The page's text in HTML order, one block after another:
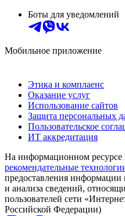
Боты для уведомлений
Мобильное приложение
Этика и комплаенс
Оказание услуг
Использование сайтов
Защита персональных
Пользовательское
ИТ аккредитация
На информационном ресурсе
рекомендательные
предоставления информации
и анализа сведений,
пользователей сети
Российской Федерации)